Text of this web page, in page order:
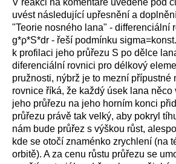
V reakci na komentáře uvedené pod
uvést následující upřesnění a
"Teorie nosného lana" - differenciální
g*ρ*S*dr - řeší podmínku
k profilaci jeho průřezu S po dělce
diferenciální rovnici pro délkový
pružnosti, nýbrž je to mezní přípustné
rovnice říká, že každý úsek lana něco
jeho průřezu na jeho horním konci
průřezu právě tak velký, aby pokryl
nám bude průřez s výškou růst,
kde se otočí znaménko zrychlení (na
orbitě). A za cenu růstu průřezu se